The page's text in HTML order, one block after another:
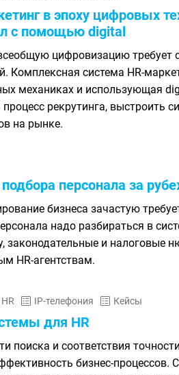
в эпоху цифровых
с помощью digital
цифровизацию требует
Комплексная система HR-
механиках и использующая
процесс рекрутинга, выстроить
на рынке.
персонала за
бизнеса зачастую
надо разбираться в
законодательные и налоговые
HR-агентствам.
HR IP-телефония Кейсы
для HR
поиска и соответствия
бизнес-процессов.